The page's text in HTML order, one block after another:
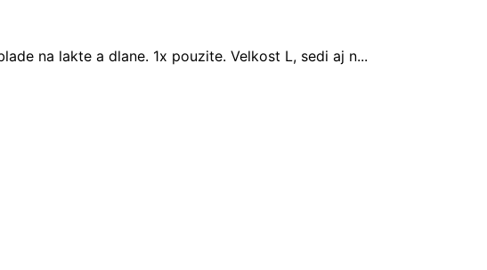
na lakte a dlane. 1x pouzite. Velkost L, sedi aj n...